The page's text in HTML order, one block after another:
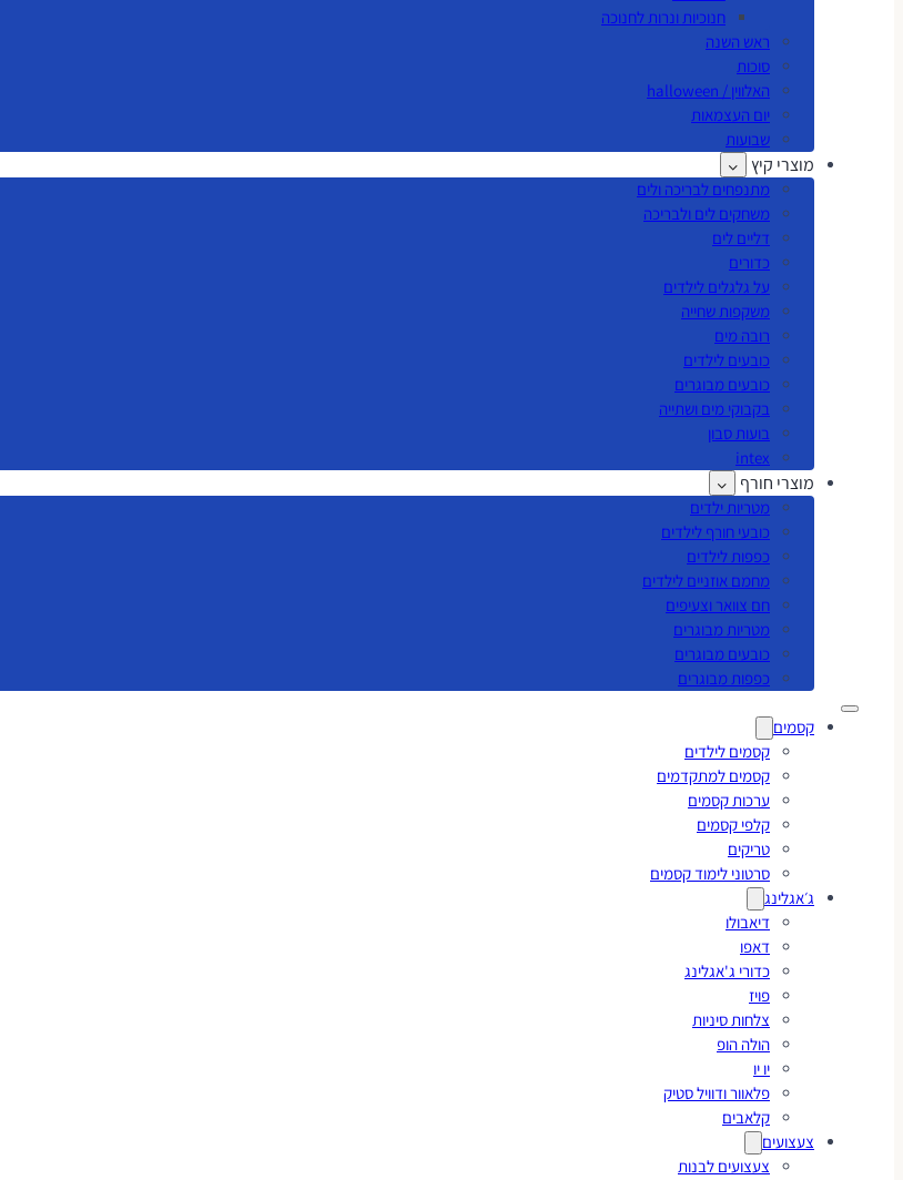
חנוכיות ונרות לחנוכה
ראש השנה
סוכות
האלווין / halloween
יום העצמאות
שבועות
מוצרי קיץ
מתנפחים לבריכה ולים
משחקים לים ולבריכה
דליים לים
כדורים
על גלגלים לילדים
משקפות שחייה
רובה מים
כובעים לילדים
כובעים מבוגרים
בקבוקי מים ושתייה
בועות סבון
intex
מוצרי חורף
מטריות ילדים
כובעי חורף לילדים
כפפות לילדים
מחמם אוזניים לילדים
חם צוואר וצעיפים
מטריות מבוגרים
כובעים מבוגרים
כפפות מבוגרים
קסמים
קסמים לילדים
קסמים למתקדמים
ערכות קסמים
קלפי קסמים
טריקים
סרטוני לימוד קסמים
ג׳אגלינג
דיאבולו
דאפו
כדורי ג'אגלינג
פויז
צלחות סיניות
הולה הופ
יו יו
פלאוור ודוויל סטיק
קלאבים
צעצועים
צעצועים לבנות